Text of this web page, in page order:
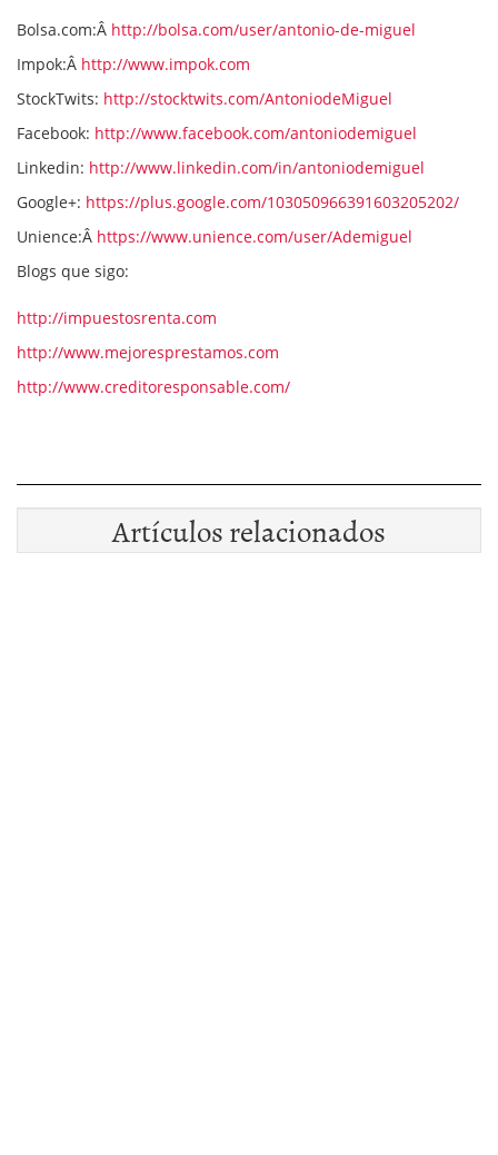
Bolsa.com:Â http://bolsa.com/user/antonio-de-miguel
Impok:Â http://www.impok.com
StockTwits: http://stocktwits.com/AntoniodeMiguel
Facebook: http://www.facebook.com/antoniodemiguel
Linkedin: http://www.linkedin.com/in/antoniodemiguel
Google+: https://plus.google.com/103050966391603205202/
Unience:Â https://www.unience.com/user/Ademiguel
Blogs que sigo:
http://impuestosrenta.com
http://www.mejoresprestamos.com
http://www.creditoresponsable.com/
Artículos relacionados